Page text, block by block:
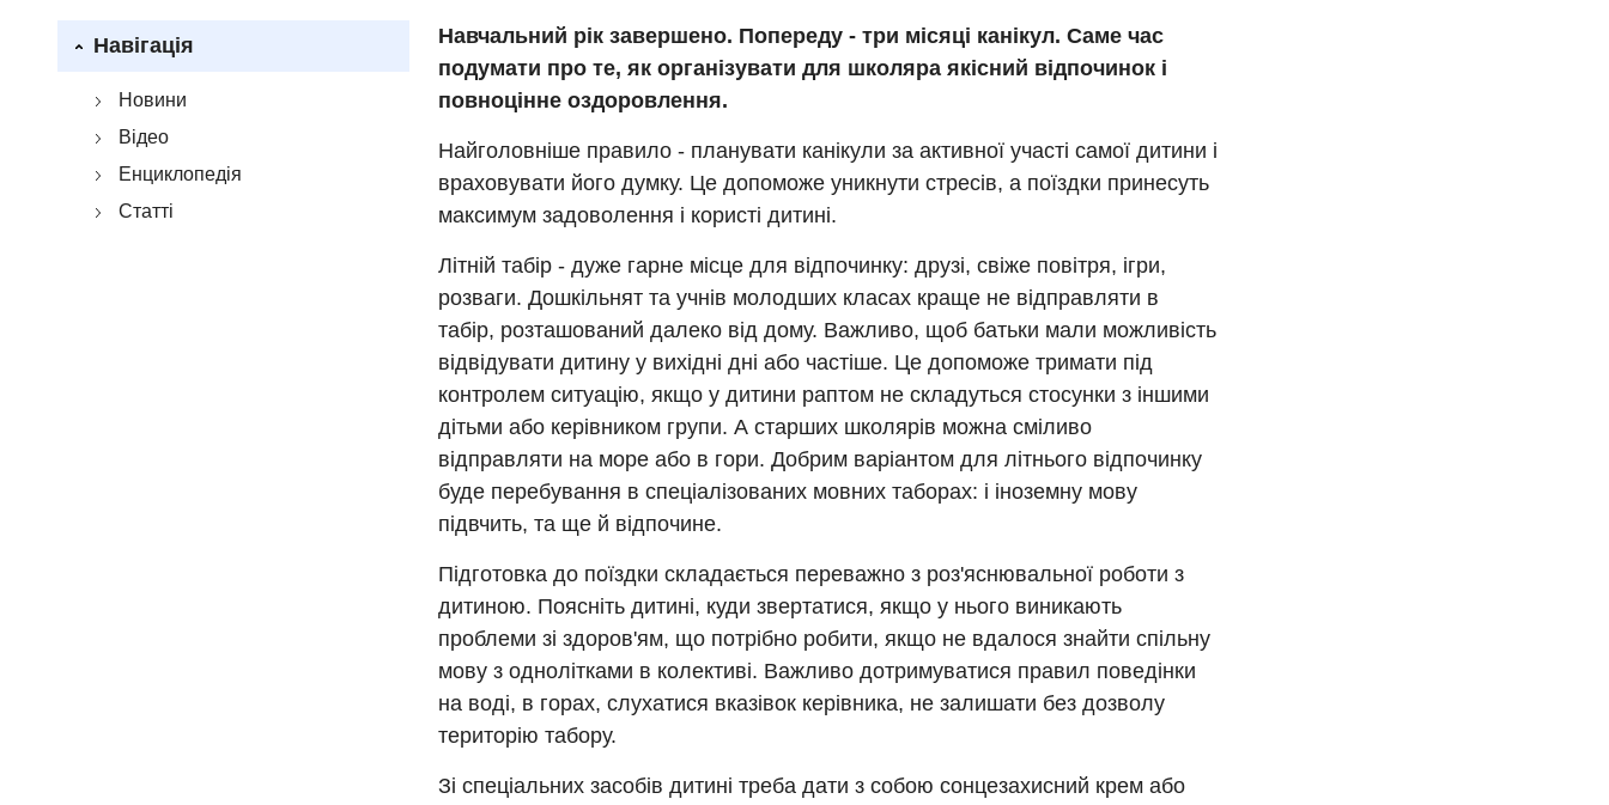
Навігація
Новини
Відео
Енциклопедія
Статті
Навчальний рік завершено. Попереду - три місяці канікул. Саме час
подумати про те, як організувати для школяра якісний відпочинок і
повноцінне оздоровлення.
Найголовніше правило - планувати канікули за активної участі самої дитини і
враховувати його думку. Це допоможе уникнути стресів, а поїздки принесуть
максимум задоволення і користі дитині.
Літній табір - дуже гарне місце для відпочинку: друзі, свіже повітря, ігри,
розваги. Дошкільнят та учнів молодших класах краще не відправляти в
табір, розташований далеко від дому. Важливо, щоб батьки мали можливість
відвідувати дитину у вихідні дні або частіше. Це допоможе тримати під
контролем ситуацію, якщо у дитини раптом не складуться стосунки з іншими
дітьми або керівником групи. А старших школярів можна сміливо
відправляти на море або в гори. Добрим варіантом для літнього відпочинку
буде перебування в спеціалізованих мовних таборах: і іноземну мову
підвчить, та ще й відпочине.
Підготовка до поїздки складається переважно з роз'яснювальної роботи з
дитиною. Поясніть дитині, куди звертатися, якщо у нього виникають
проблеми зі здоров'ям, що потрібно робити, якщо не вдалося знайти спільну
мову з однолітками в колективі. Важливо дотримуватися правил поведінки
на воді, в горах, слухатися вказівок керівника, не залишати без дозволу
територію табору.
Зі спеціальних засобів дитині треба дати з собою сонцезахисний крем або